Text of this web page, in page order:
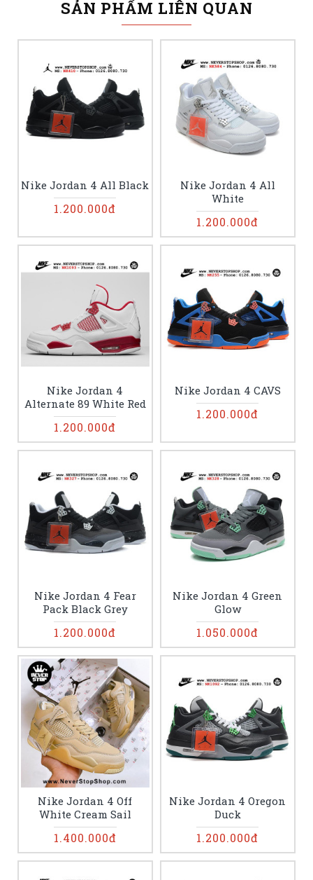
SẢN PHẨM LIÊN QUAN
Nike Jordan 4 All Black
1.200.000đ
Nike Jordan 4 All
White
1.200.000đ
Nike Jordan 4
Alternate 89 White Red
1.200.000đ
Nike Jordan 4 CAVS
1.200.000đ
Nike Jordan 4 Fear
Pack Black Grey
1.200.000đ
Nike Jordan 4 Green
Glow
1.050.000đ
Nike Jordan 4 Off
White Cream Sail
1.400.000đ
Nike Jordan 4 Oregon
Duck
1.200.000đ